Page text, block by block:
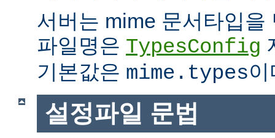
서버는 mime 문서타입을
파일명은 TypesConfig
기본값은 mime.types이
설정파일 문법